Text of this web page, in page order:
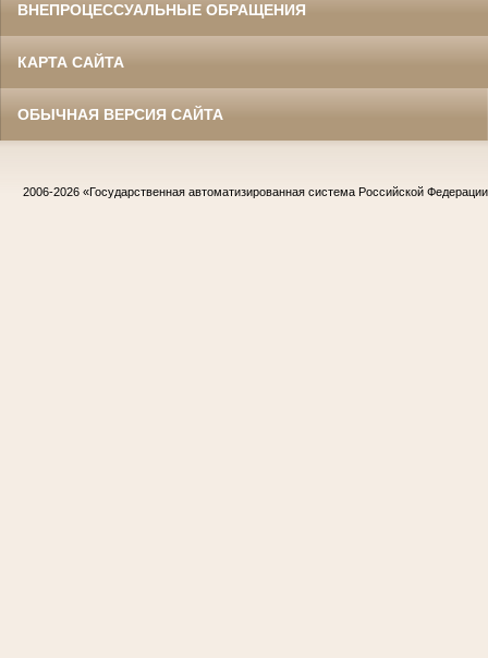
ВНЕПРОЦЕССУАЛЬНЫЕ ОБРАЩЕНИЯ
КАРТА САЙТА
ОБЫЧНАЯ ВЕРСИЯ САЙТА
2006-2026 «Государственная автоматизированная система Российской